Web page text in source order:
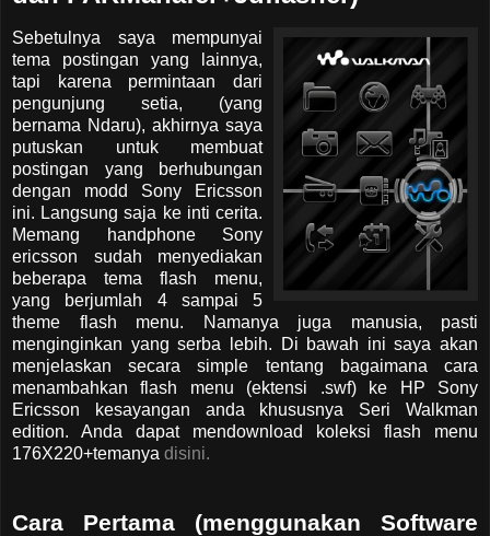
Sebetulnya saya mempunyai
tema postingan yang lainnya,
tapi karena permintaan dari
pengunjung setia, (yang
bernama Ndaru), akhirnya saya
putuskan untuk membuat
postingan yang berhubungan
dengan modd Sony Ericsson
ini. Langsung saja ke inti cerita.
Memang handphone Sony
ericsson sudah menyediakan
beberapa tema flash menu,
yang berjumlah 4 sampai 5
theme flash menu. Namanya juga manusia, pasti
menginginkan yang serba lebih. Di bawah ini saya akan
menjelaskan secara simple tentang bagaimana cara
menambahkan flash menu (ektensi .swf) ke HP Sony
Ericsson kesayangan anda khususnya Seri Walkman
edition. Anda dapat mendownload koleksi flash menu
176X220+temanya disini.
Cara Pertama (menggunakan Software